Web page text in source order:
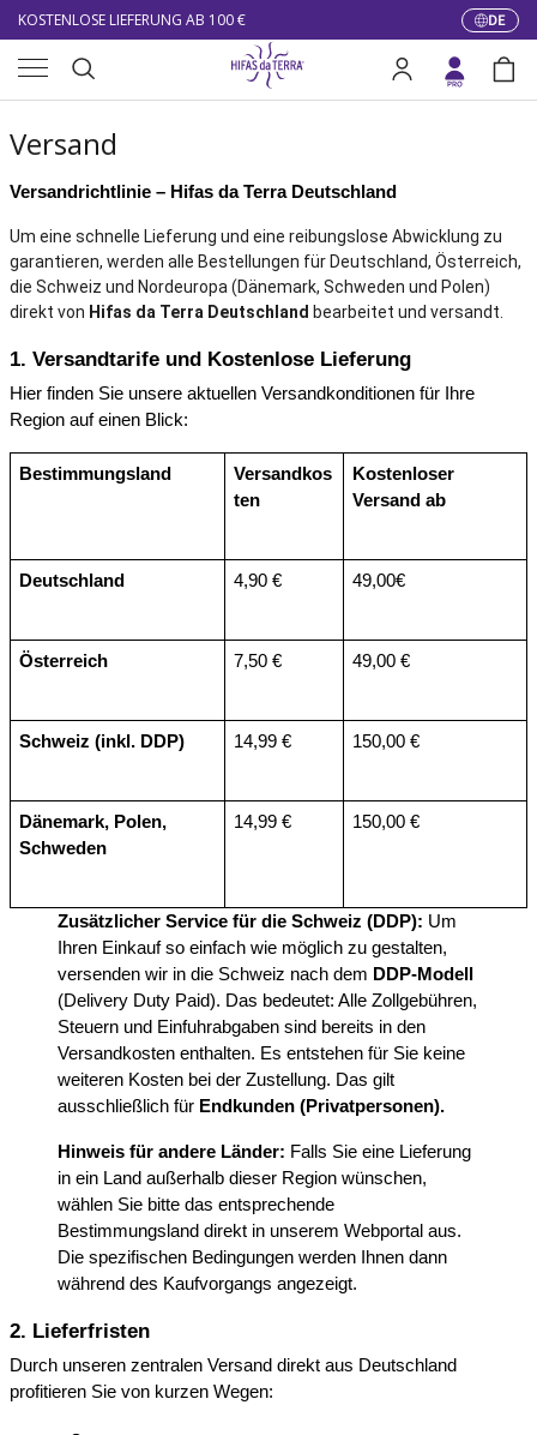
Direkt zum Inhalt
KOSTENLOSE LIEFERUNG AB 100 €
10% DE RÉDUCTION SUR VOTRE PREMIÈRE COMMANDE
LIVRAISON GRATUITE À PARTIR DE 100 €
KOSTENLOSE LIEFERUNG AB 100 €
DE
Suche Einloggen
Versand
Versandrichtlinie – Hifas da Terra Deutschland
Um eine schnelle Lieferung und eine reibungslose Abwicklung zu
garantieren, werden alle Bestellungen für Deutschland, Österreich,
die Schweiz und Nordeuropa (Dänemark, Schweden und Polen)
direkt von Hifas da Terra Deutschland bearbeitet und versandt.
1. Versandtarife und Kostenlose Lieferung
Hier finden Sie unsere aktuellen Versandkonditionen für Ihre
Region auf einen Blick:
Bestimmungsland
Versandkos
ten
Kostenloser
Versand ab
Deutschland 4,90 € 49,00€
Österreich 7,50 € 49,00 €
Schweiz (inkl. DDP) 14,99 € 150,00 €
Dänemark, Polen,
Schweden
14,99 € 150,00 €
Zusätzlicher Service für die Schweiz (DDP): Um
Ihren Einkauf so einfach wie möglich zu gestalten,
versenden wir in die Schweiz nach dem DDP-Modell
(Delivery Duty Paid). Das bedeutet: Alle Zollgebühren,
Steuern und Einfuhrabgaben sind bereits in den
Versandkosten enthalten. Es entstehen für Sie keine
weiteren Kosten bei der Zustellung. Das gilt
ausschließlich für Endkunden (Privatpersonen).
Hinweis für andere Länder: Falls Sie eine Lieferung
in ein Land außerhalb dieser Region wünschen,
wählen Sie bitte das entsprechende
Bestimmungsland direkt in unserem Webportal aus.
Die spezifischen Bedingungen werden Ihnen dann
während des Kaufvorgangs angezeigt.
2. Lieferfristen
Durch unseren zentralen Versand direkt aus Deutschland
profitieren Sie von kurzen Wegen: